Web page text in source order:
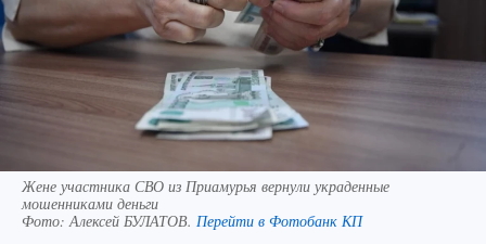
Жене участника СВО из Приамурья вернули украденные
мошенниками деньги
Фото: Алексей БУЛАТОВ. Перейти в Фотобанк КП